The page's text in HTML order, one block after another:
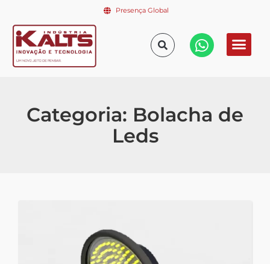
Presença Global
Categoria: Bolacha de
Leds